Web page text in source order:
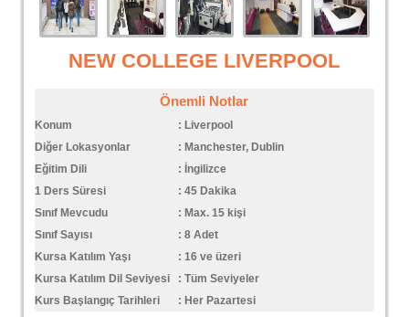
NEW COLLEGE LIVERPOOL
Önemli Notlar
Konum : Liverpool
Diğer Lokasyonlar
: Manchester, Dublin
Eğitim Dili
: İngilizce
1 Ders Süresi
: 45 Dakika
Sınıf Mevcudu
: Max. 15 kişi
Sınıf Sayısı
: 8 Adet
Kursa Katılım Yaşı
: 16 ve üzeri
Kursa Katılım Dil Seviyesi
: Tüm Seviyeler
Kurs Başlangıç Tarihleri
: Her Pazartesi